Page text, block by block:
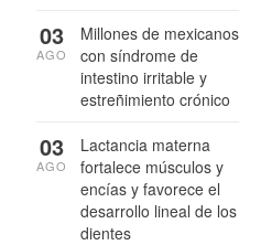
Millones de mexicanos
con síndrome de
intestino irritable y
estreñimiento crónico
03
AGO
Lactancia materna
fortalece músculos y
encías y favorece el
desarrollo lineal de los
dientes
03
AGO